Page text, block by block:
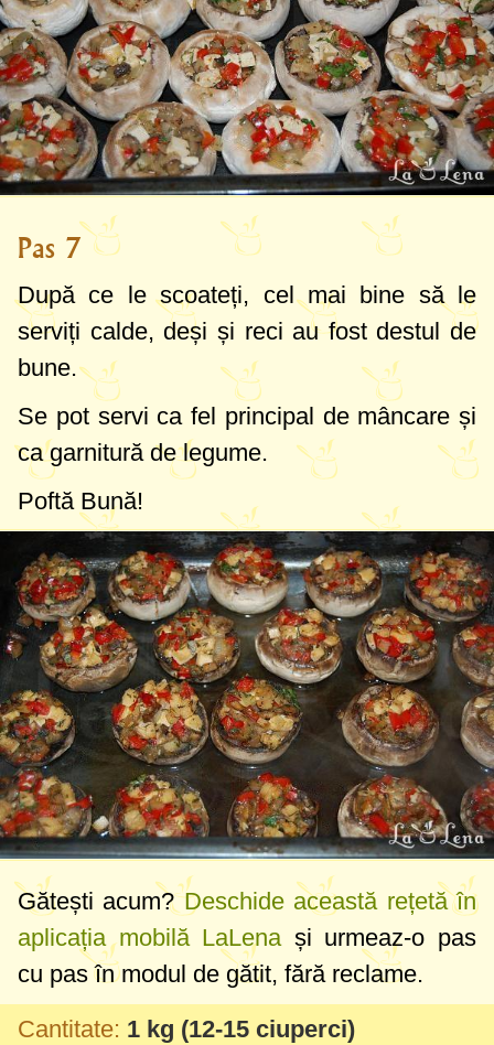
Pas 7
După ce le scoateți, cel mai bine să le
serviți calde, deși și reci au fost destul de
bune.
Se pot servi ca fel principal de mâncare și
ca garnitură de legume.
Poftă Bună!
Gătești acum?Deschide această rețetă în
aplicația mobilă LaLenași urmeaz-o pas
cu pas în modul de gătit, fără reclame.
Cantitate: 1 kg (12-15 ciuperci)